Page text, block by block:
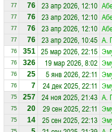
77 76 23 апр 2026, 12:10
77 76 23 апр 2026, 12:10
77 76 23 апр 2026, 12:10
77 76 23 апр 2026, 10:45 А.
76 351 25 мар 2026, 22:15
76 326 19 мар 2026, 8:02
76 25 5 янв 2026, 22:11
76 7 24 дек 2025, 22:11
75 257 24 ноя 2025, 21:43 А.
75 20 29 сен 2025, 22:11
75 14 25 сен 2025, 22:13